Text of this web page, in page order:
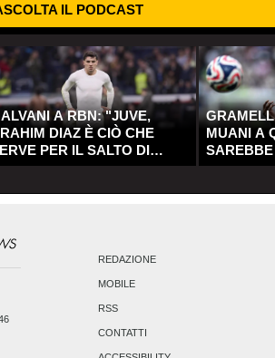
IL PODCAST
A RBN: "JUVE,
DIAZ È CIÒ CHE
PER IL SALTO DI
MUANI A
REDAZIONE
MOBILE
RSS
CONTATTI